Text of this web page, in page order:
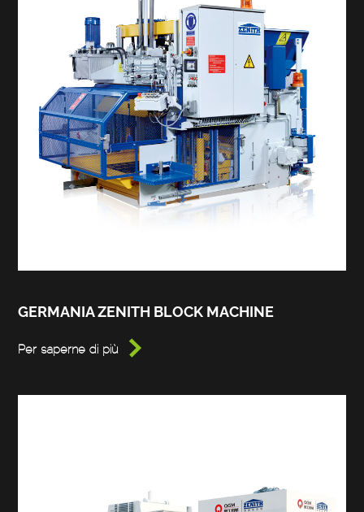
GERMANIA ZENITH BLOCK MACHINE
Per saperne di più 